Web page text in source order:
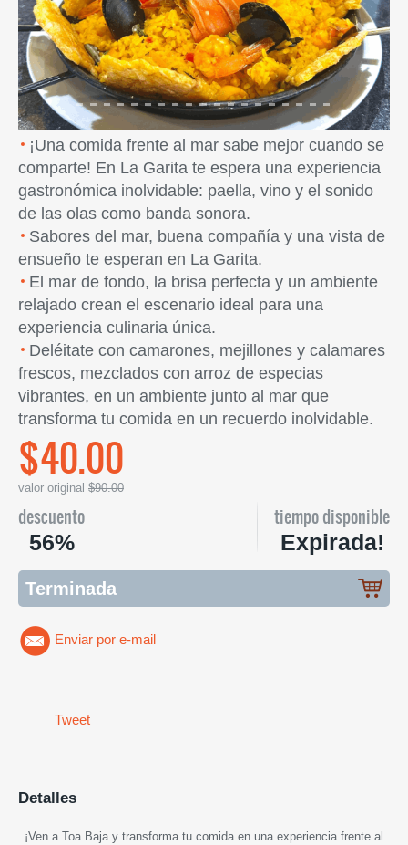
Previous Next
¡Una comida frente al mar sabe mejor cuando se
comparte! En La Garita te espera una experiencia
gastronómica inolvidable: paella, vino y el sonido
de las olas como banda sonora.
Sabores del mar, buena compañía y una vista de
ensueño te esperan en La Garita.
El mar de fondo, la brisa perfecta y un ambiente
relajado crean el escenario ideal para una
experiencia culinaria única.
Deléitate con camarones, mejillones y calamares
frescos, mezclados con arroz de especias
vibrantes, en un ambiente junto al mar que
transforma tu comida en un recuerdo inolvidable.
$40.00
valor original $90.00
descuento
56%
tiempo disponible
Expirada!
Terminada
Enviar por e-mail
Tweet
Detalles
¡Ven a Toa Baja y transforma tu comida en una experiencia frente al